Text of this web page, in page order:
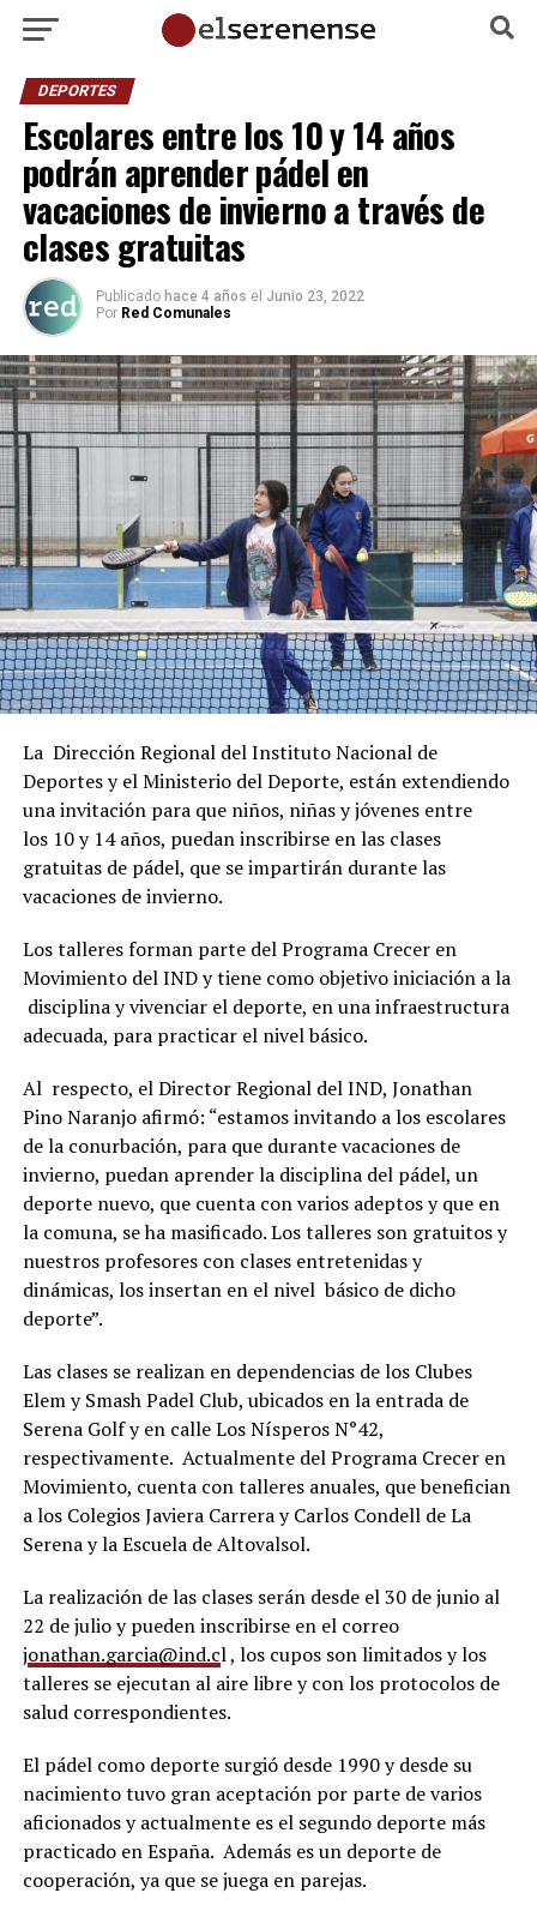
DEPORTES
Escolares entre los 10 y 14 años
podrán aprender pádel en
vacaciones de invierno a través de
clases gratuitas
Publicado hace 4 años el Junio 23, 2022
Por Red Comunales
La Dirección Regional del Instituto Nacional de
Deportes y el Ministerio del Deporte, están extendiendo
una invitación para que niños, niñas y jóvenes entre
los 10 y 14 años, puedan inscribirse en las clases
gratuitas de pádel, que se impartirán durante las
vacaciones de invierno.
Los talleres forman parte del Programa Crecer en
Movimiento del IND y tiene como objetivo iniciación a la
disciplina y vivenciar el deporte, en una infraestructura
adecuada, para practicar el nivel básico.
Al respecto, el Director Regional del IND, Jonathan
Pino Naranjo afirmó: “estamos invitando a los escolares
de la conurbación, para que durante vacaciones de
invierno, puedan aprender la disciplina del pádel, un
deporte nuevo, que cuenta con varios adeptos y que en
la comuna, se ha masificado. Los talleres son gratuitos y
nuestros profesores con clases entretenidas y
dinámicas, los insertan en el nivel básico de dicho
deporte”.
Las clases se realizan en dependencias de los Clubes
Elem y Smash Padel Club, ubicados en la entrada de
Serena Golf y en calle Los Nísperos N°42,
respectivamente. Actualmente del Programa Crecer en
Movimiento, cuenta con talleres anuales, que benefician
a los Colegios Javiera Carrera y Carlos Condell de La
Serena y la Escuela de Altovalsol.
La realización de las clases serán desde el 30 de junio al
22 de julio y pueden inscribirse en el correo
jonathan.garcia@ind.cl , los cupos son limitados y los
talleres se ejecutan al aire libre y con los protocolos de
salud correspondientes.
El pádel como deporte surgió desde 1990 y desde su
nacimiento tuvo gran aceptación por parte de varios
aficionados y actualmente es el segundo deporte más
practicado en España. Además es un deporte de
cooperación, ya que se juega en parejas.